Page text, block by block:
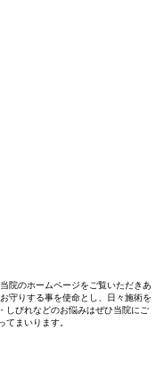
院のホームページをご覧いただきあ
守りする事を使命とし、日々施術を
しびれなどのお悩みはぜひ当院にご
まいります。